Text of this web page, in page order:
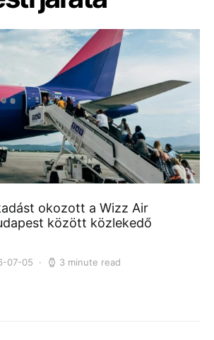
okozott a Wizz Air
között közlekedő
07-05 3 minute read